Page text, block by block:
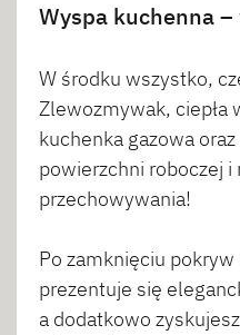
Wyspa kuchenna
W środku wszystko,
Zlewozmywak, ciepła
kuchenka gazowa
powierzchni roboczej i
przechowywania!
Po zamknięciu
prezentuje się
a dodatkowo